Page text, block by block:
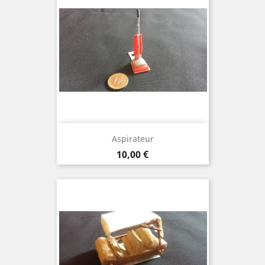
Aspirateur
Prix
10,00 €